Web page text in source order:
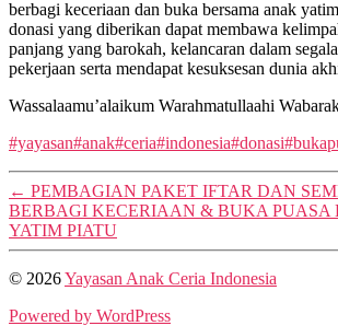
berbagi keceriaan dan buka bersama anak
donasi yang diberikan dapat membawa
panjang yang barokah, kelancaran dalam
pekerjaan serta mendapat kesuksesan dunia
Wassalaamu’alaikum Warahmatullaahi
#yayasan#anak#ceria#indonesia#donasi
← PEMBAGIAN PAKET IFTAR DAN
BERBAGI KECERIAAN & BUKA PUASA
YATIM PIATU
© 2026Yayasan Anak Ceria Indonesia
Powered by WordPress